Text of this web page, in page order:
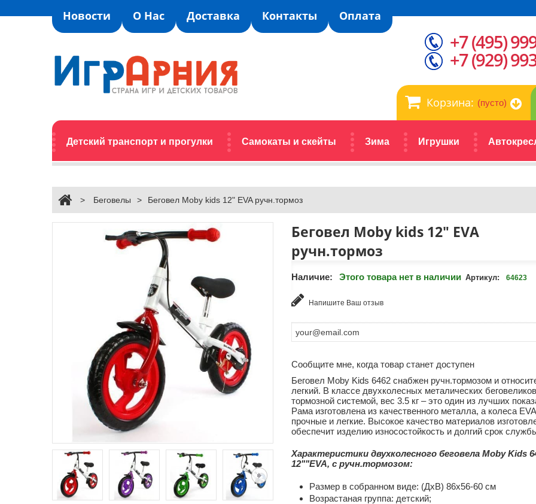
Новости О Нас Доставка Контакты Оплата
Корзина: (пусто)
Детский транспорт и прогулки Самокаты и скейты Зима Игрушки
+7 (495)
+7 (929)
> Беговелы > Беговел Moby kids 12" EVA ручн.тормоз
Беговел Moby kids 12" EVA
ручн.тормоз
Наличие: Этого товара нет в наличии Артикул: 64623
Напишите Ваш отзыв
Сообщите мне, когда товар станет доступен
Беговел Moby Kids 6462 снабжен ручн.тормозом и
легкий. В классе двухколесных металических
тормозной системой, вес 3.5 кг – это один из лучших
Рама изготовлена из качественного металла, а колеса
прочные и легкие. Высокое качество материалов
обеспечит изделию износостойкость и долгий срок
Характеристики двухколесного беговела Moby Kids
12""EVA, с ручн.тормозом:
Размер в собранном виде: (ДхВ) 86х56-60 см
Возрастаная группа: детский;